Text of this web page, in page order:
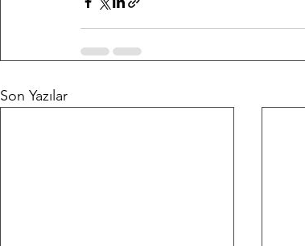
Son Yazılar